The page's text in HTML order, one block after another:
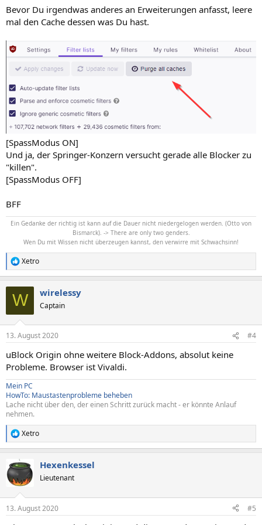
:
Bevor Du irgendwas anderes an Erweiterungen anfasst, leere
mal den Cache dessen was Du hast.
[SpassModus ON]
Und ja, der Springer-Konzern versucht gerade alle Blocker zu
"killen".
[SpassModus OFF]
BFF
Ein Gedanke der richtig ist kann auf die Dauer nicht niedergelogen werden. (Otto von
Bismarck). -> There are only two genders.
Wen Du mit Wissen nicht überzeugen kannst, den verwirre mit Schwachsinn!
R
e
k
e
:
Xetro
W wirelessy
Captain
13. August 2020 #4
uBlock Origin ohne weitere Block-Addons, absolut keine
Probleme. Browser ist Vivaldi.
Mein PC
HowTo: Maustastenprobleme beheben
Lache nicht über den, der einen Schritt zurück macht - er könnte Anlauf
nehmen.
R
e
k
t
i
e
Xetro
Hexenkessel
Lieutenant
13. August 2020 #5